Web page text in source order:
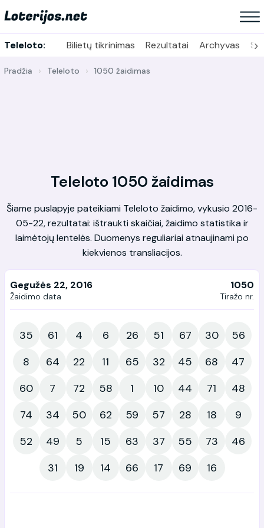
Teleloto: Bilietų tikrinimas Rezultatai Archyvas ›
Pradžia Teleloto 1050 žaidimas
Teleloto 1050 žaidimas
Šiame puslapyje pateikiami Teleloto žaidimo, vykusio 2016-
05-22, rezultatai: ištraukti skaičiai, žaidimo statistika ir
laimėtojų lentelės. Duomenys reguliariai atnaujinami po
kiekvienos transliacijos.
Gegužės 22, 2016
Žaidimo data
1050
Tiražo nr.
35 61 4 6 26 51 67 30
56
8
64 22 11 65 32 45 68
47
60
7 72 58 1 10 44 71
48
74
34 50 62 59 57 28 18
9
52
49 5 15 63 37 55 73
46
31
19 14 66 17 69 16